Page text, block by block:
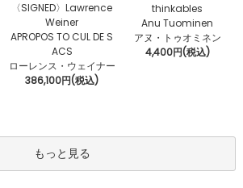
〈SIGNED〉Lawrence
Weiner
APROPOS TO CUL DE S
ACS
ローレンス・ウェイナー
386,100円(税込)
thinkables
Anu Tuominen
アヌ・トゥオミネン
4,400円(税込)
もっと見る